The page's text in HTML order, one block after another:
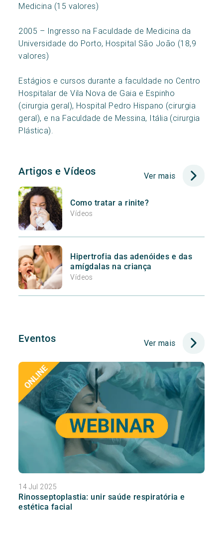
Medicina (15 valores)
2005 – Ingresso na Faculdade de Medicina da
Universidade do Porto, Hospital São João (18,9
valores)
Estágios e cursos durante a faculdade no Centro
Hospitalar de Vila Nova de Gaia e Espinho
(cirurgia geral), Hospital Pedro Hispano (cirurgia
geral), e na Faculdade de Messina, Itália (cirurgia
Plástica).
Artigos e Vídeos Ver mais
Como tratar a rinite?
Vídeos
Hipertrofia das adenóides e das
amígdalas na criança
Vídeos
Eventos Ver mais
14 Jul 2025
Rinosseptoplastia: unir saúde respiratória e
estética facial